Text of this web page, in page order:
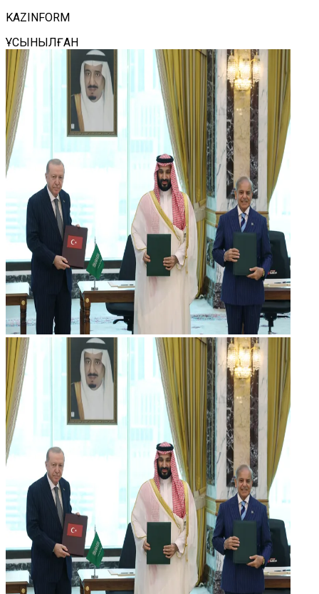
KAZINFORM
ҰСЫНЫЛҒАН